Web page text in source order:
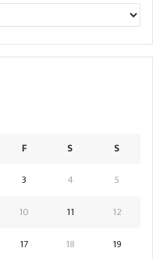
F S
S
3 4
5
10 11
12
17 18
19